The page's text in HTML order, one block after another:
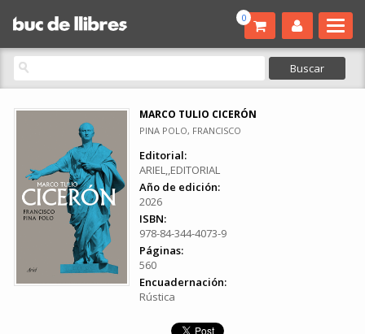
0
MARCO TULIO CICERÓN
PINA POLO, FRANCISCO
Editorial:
ARIEL,,EDITORIAL
Año de edición:
2026
ISBN:
978-84-344-4073-9
Páginas:
560
Encuadernación:
Rústica